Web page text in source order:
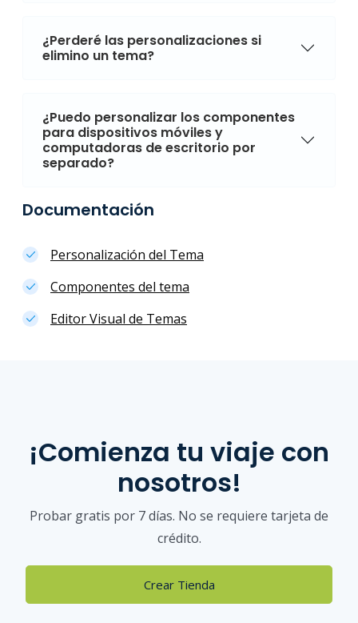
¿Perderé las personalizaciones si
elimino un tema?
¿Puedo personalizar los componentes
para dispositivos móviles y
computadoras de escritorio por
separado?
Documentación
Personalización del Tema
Componentes del tema
Editor Visual de Temas
¡Comienza tu viaje con
nosotros!
Probar gratis por 7 días. No se requiere tarjeta de
crédito.
Crear Tienda